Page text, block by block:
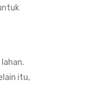
itu,